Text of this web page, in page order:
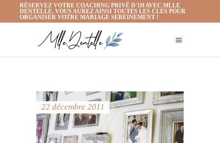
RÉSERVEZ VOTRE COACHING PRIVÉ D'1H AVEC MLLE
DENTELLE. VOUS AUREZ AINSI TOUTES LES CLÉS POUR
ORGANISER VOTRE MARIAGE SEREINEMENT !
22 décembre 2011